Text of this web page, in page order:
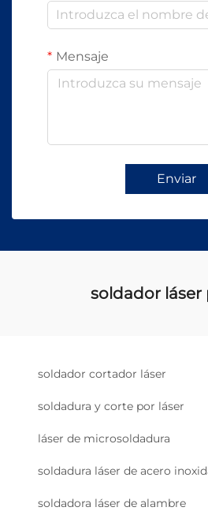
Mensaje
Enviar
soldador láser
soldador cortador láser
soldadura y corte por láser
láser de microsoldadura
soldadura láser de acero
soldadora láser de alambre